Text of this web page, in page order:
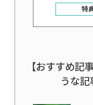
特
【おすすめ記
うな記